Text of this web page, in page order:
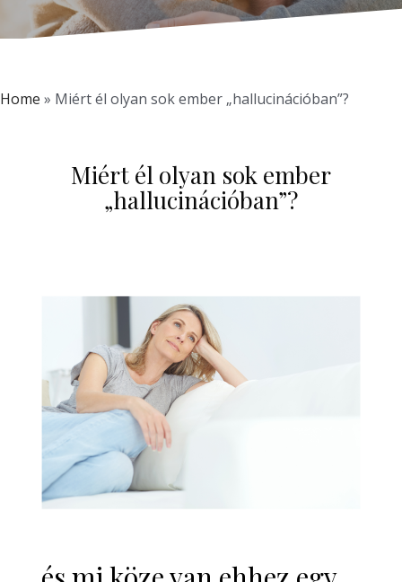
Home » Miért él olyan sok ember „hallucinációban”?
Miért él olyan sok ember
„hallucinációban”?